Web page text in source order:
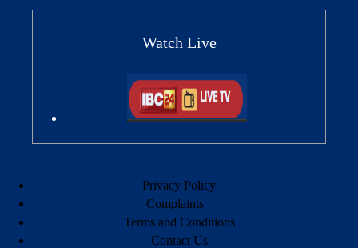
Watch Live
Privacy Policy
Complaints
Terms and Conditions
Contact Us